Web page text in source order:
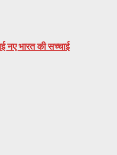
नए भारत की सच्चाई